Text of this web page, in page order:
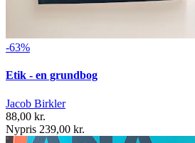
-63%
Etik - en grundbog
Jacob Birkler
88,00 kr.
Nypris 239,00 kr.